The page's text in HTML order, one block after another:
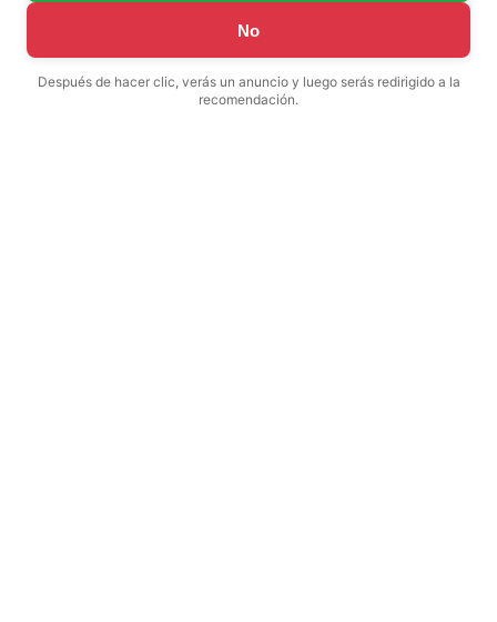
No
Después de hacer clic, verás un anuncio y luego serás redirigido a la
recomendación.